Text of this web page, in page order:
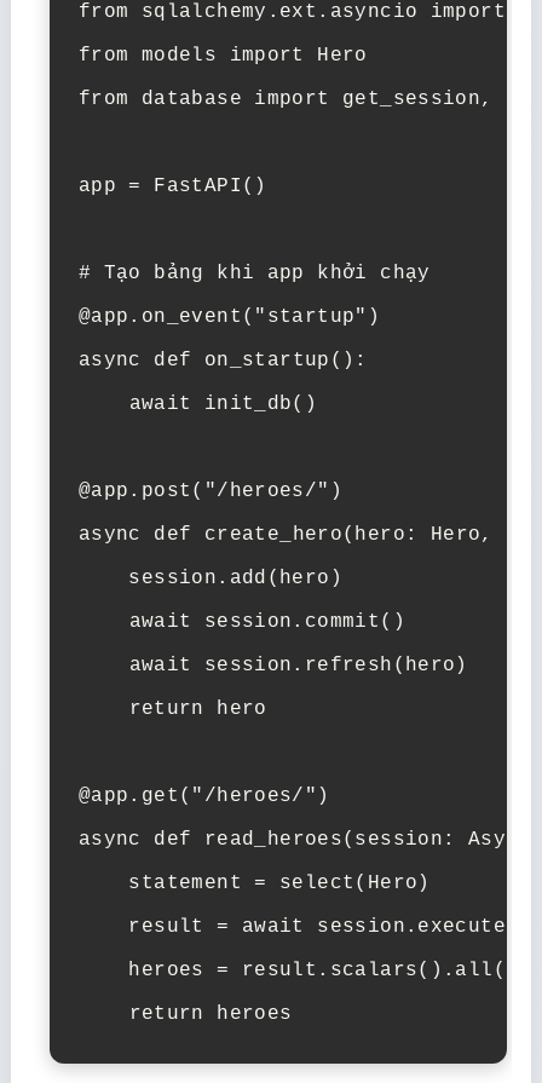
from sqlalchemy.ext.asyncio import
from models import
from database import get_session,
app = FastAPI()
# Tạo bảng khi app khởi chạy
@app.on_event( "startup" )
async
def on_startup ():
await
init_db()
@app.post( "/heroes/" )
async
def create_hero( hero: Hero,
    session.add(hero)
await
session.commit()
await
session.refresh(hero)
return
hero
@app.get( "/heroes/" )
async
def read_heroes( session:
    statement = select(Hero)
    result =
await
    heroes = result.scalars().
all ()
return